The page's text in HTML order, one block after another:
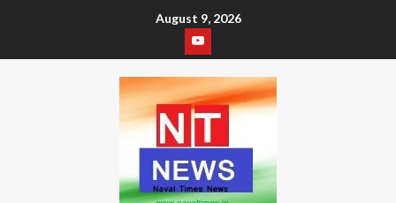
August 9, 2026